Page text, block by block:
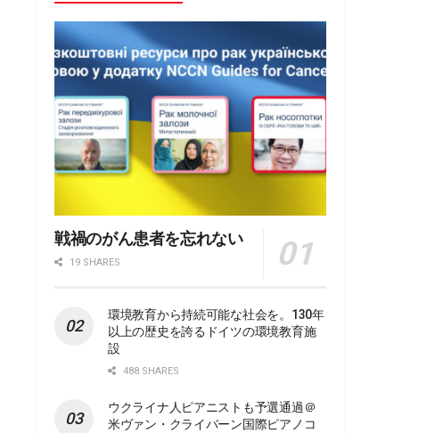
戦禍のがん患者を忘れない
19 SHARES
環境教育から持続可能な社会を。130年
以上の歴史を誇るドイツの環境教育施
設
488 SHARES
ウクライナ人ピアニストも予選通過＠
米ヴァン・クライバーン国際ピアノコ